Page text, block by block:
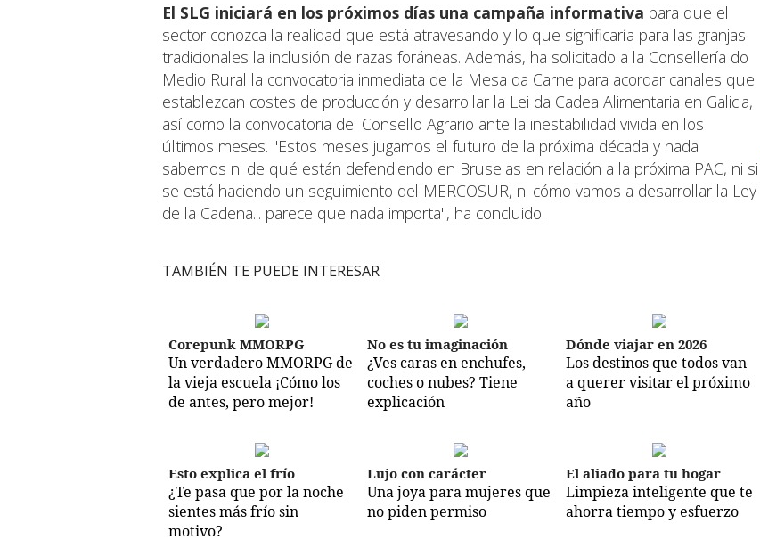
El SLG iniciará en los próximos días una campaña informativa para que el
sector conozca la realidad que está atravesando y lo que significaría para las granjas
tradicionales la inclusión de razas foráneas. Además, ha solicitado a la Consellería do
Medio Rural la convocatoria inmediata de la Mesa da Carne para acordar canales que
establezcan costes de producción y desarrollar la Lei da Cadea Alimentaria en Galicia,
así como la convocatoria del Consello Agrario ante la inestabilidad vivida en los
últimos meses. "Estos meses jugamos el futuro de la próxima década y nada
sabemos ni de qué están defendiendo en Bruselas en relación a la próxima PAC, ni si
se está haciendo un seguimiento del MERCOSUR, ni cómo vamos a desarrollar la Ley
de la Cadena... parece que nada importa", ha concluido.
TAMBIÉN TE PUEDE INTERESAR
Corepunk MMORPG
Un verdadero MMORPG de
la vieja escuela ¡Cómo los
de antes, pero mejor!
No es tu imaginación
¿Ves caras en enchufes,
coches o nubes? Tiene
explicación
Dónde viajar en 2026
Los destinos que todos van
a querer visitar el próximo
año
Esto explica el frío
¿Te pasa que por la noche
sientes más frío sin
motivo?
Lujo con carácter
Una joya para mujeres que
no piden permiso
El aliado para tu hogar
Limpieza inteligente que te
ahorra tiempo y esfuerzo